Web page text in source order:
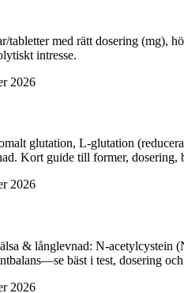
tabletter med rätt dosering
intresse.
glutation, L‑glutation
Kort guide till former,
& långlevnad: N-acetylcystein
bäst i test, dosering